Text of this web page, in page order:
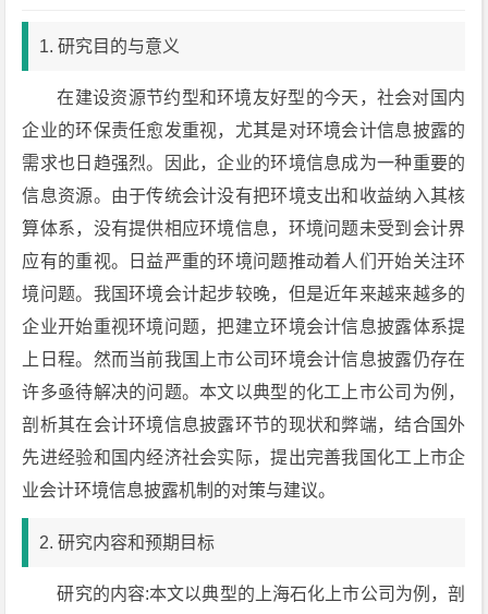
1. 研究目的与意义
在建设资源节约型和环境友好型的今天，社会对国内
企业的环保责任愈发重视，尤其是对环境会计信息披露的
需求也日趋强烈。因此，企业的环境信息成为一种重要的
信息资源。由于传统会计没有把环境支出和收益纳入其核
算体系，没有提供相应环境信息，环境问题未受到会计界
应有的重视。日益严重的环境问题推动着人们开始关注环
境问题。我国环境会计起步较晚，但是近年来越来越多的
企业开始重视环境问题，把建立环境会计信息披露体系提
上日程。然而当前我国上市公司环境会计信息披露仍存在
许多亟待解决的问题。本文以典型的化工上市公司为例，
剖析其在会计环境信息披露环节的现状和弊端，结合国外
先进经验和国内经济社会实际，提出完善我国化工上市企
业会计环境信息披露机制的对策与建议。
2. 研究内容和预期目标
研究的内容:本文以典型的上海石化上市公司为例，剖